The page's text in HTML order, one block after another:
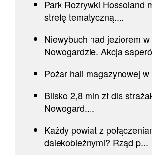
Park Rozrywki Hossoland
strefę tematyczną....
Niewybuch nad jeziorem w
Nowogardzie. Akcja
Pożar hali magazynowej
Blisko 2,8 mln zł dla
Nowogard....
Każdy powiat z
dalekobieżnymi? Rząd p...